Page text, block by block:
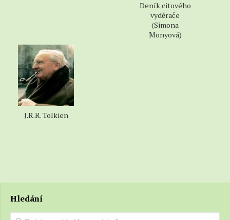
Deník citového
vyděrače
(Simona
Monyová)
J.R.R. Tolkien
Hledání